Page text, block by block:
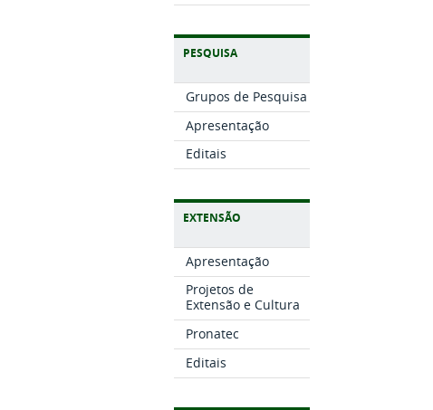
PESQUISA
Grupos de Pesquisa
Apresentação
Editais
EXTENSÃO
Apresentação
Projetos de
Extensão e Cultura
Pronatec
Editais